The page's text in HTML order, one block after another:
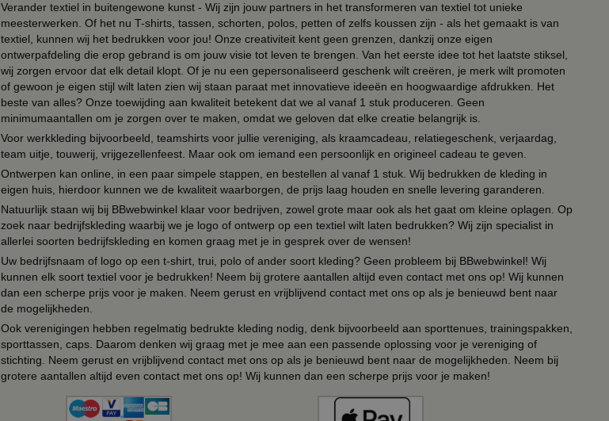
Verander textiel in buitengewone kunst - Wij zijn jouw partners in het transformeren van textiel tot unieke
meesterwerken. Of het nu T-shirts, tassen, schorten, polos, petten of zelfs koussen zijn - als het gemaakt is van
textiel, kunnen wij het bedrukken voor jou! Onze creativiteit kent geen grenzen, dankzij onze eigen
ontwerpafdeling die erop gebrand is om jouw visie tot leven te brengen. Van het eerste idee tot het laatste stiksel,
wij zorgen ervoor dat elk detail klopt. Of je nu een gepersonaliseerd geschenk wilt creëren, je merk wilt promoten
of gewoon je eigen stijl wilt laten zien wij staan paraat met innovatieve ideeën en hoogwaardige afdrukken. Het
beste van alles? Onze toewijding aan kwaliteit betekent dat we al vanaf 1 stuk produceren. Geen
minimumaantallen om je zorgen over te maken, omdat we geloven dat elke creatie belangrijk is.
Voor werkkleding bijvoorbeeld, teamshirts voor jullie vereniging, als kraamcadeau, relatiegeschenk, verjaardag,
team uitje, touwerij, vrijgezellenfeest. Maar ook om iemand een persoonlijk en origineel cadeau te geven.
Ontwerpen kan online, in een paar simpele stappen, en bestellen al vanaf 1 stuk. Wij bedrukken de kleding in
eigen huis, hierdoor kunnen we de kwaliteit waarborgen, de prijs laag houden en snelle levering garanderen.
Natuurlijk staan wij bij BBwebwinkel klaar voor bedrijven, zowel grote maar ook als het gaat om kleine oplagen. Op
zoek naar bedrijfskleding waarbij we je logo of ontwerp op een textiel wilt laten bedrukken? Wij zijn specialist in
allerlei soorten bedrijfskleding en komen graag met je in gesprek over de wensen!
Uw bedrijfsnaam of logo op een t-shirt, trui, polo of ander soort kleding? Geen probleem bij BBwebwinkel! Wij
kunnen elk soort textiel voor je bedrukken! Neem bij grotere aantallen altijd even contact met ons op! Wij kunnen
dan een scherpe prijs voor je maken. Neem gerust en vrijblijvend contact met ons op als je benieuwd bent naar
de mogelijkheden.
Ook verenigingen hebben regelmatig bedrukte kleding nodig, denk bijvoorbeeld aan sporttenues, trainingspakken,
sporttassen, caps. Daarom denken wij graag met je mee aan een passende oplossing voor je vereniging of
stichting. Neem gerust en vrijblijvend contact met ons op als je benieuwd bent naar de mogelijkheden. Neem bij
grotere aantallen altijd even contact met ons op! Wij kunnen dan een scherpe prijs voor je maken!